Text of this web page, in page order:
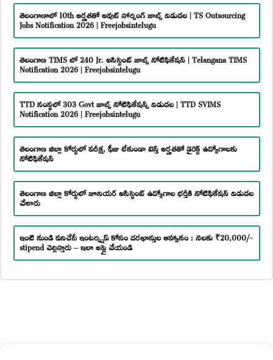
తెలంగాణాలో 10th అర్హతతో అవుట్ సోర్సింగ్ జాబ్స్ విడుదల | TS Outsourcing
Jobs Notification 2026 | Freejobsintelugu
తెలంగాణ TIMS లో 240 Jr. అసిస్టెంట్ జాబ్స్ నోటిఫికేషన్ | Telangana TIMS
Notification 2026 | Freejobsintelugu
TTD సంస్థలో 303 Govt జాబ్స్ నోటిఫికేషన్స్ విడుదల | TTD SVIMS
Notification 2026 | Freejobsintelugu
తెలంగాణ జిల్లా కోర్టులో పరీక్ష, ఫీజు లేకుండా టెన్త్ అర్హతతో డైరెక్ట్ ఉద్యోగాలకు
నోటిఫికేషన్
తెలంగాణ జిల్లా కోర్టులో జూనియర్ అసిస్టెంట్ ఉద్యోగాల భర్తీకి నోటిఫికేషన్ విడుదల
చేశారు
ఇంటి నుండి పనిచేసే ఇంటర్న్షిప్ కోసం దరఖాస్తుల ఆహ్వానం : నెలకు ₹20,000/-
stipend చెల్లిస్తారు – ఇలా అప్లై చేయండి